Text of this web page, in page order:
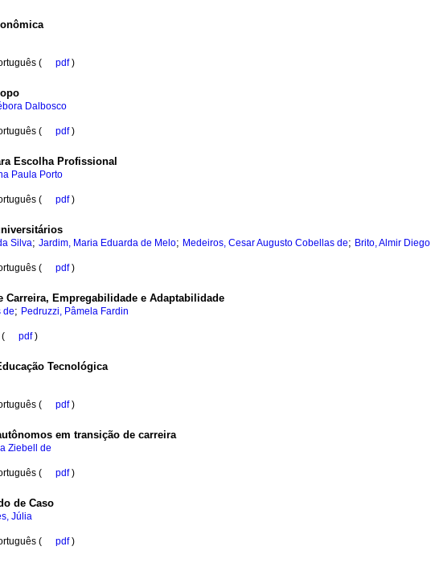
( pdf)
Dalbosco
( pdf)
Escolha Profissional
Paula Porto
( pdf)
Silva; Jardim, Maria Eduarda de Melo; Medeiros, Cesar Augusto Cobellas de; Brito, Almir Diego
( pdf)
Empregabilidade e Adaptabilidade
de; Pedruzzi, Pâmela Fardin
( pdf)
Tecnológica
( pdf)
em transição de carreira
Ziebell de
( pdf)
de Caso
Júlia
( pdf)